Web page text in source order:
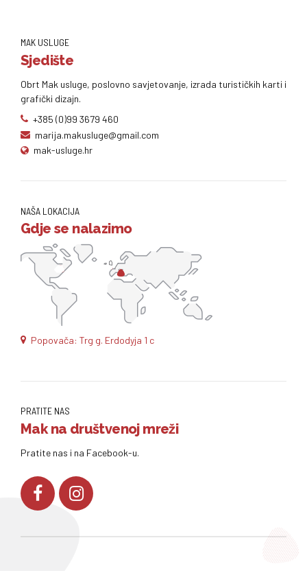
MAK USLUGE
Sjedište
Obrt Mak usluge, poslovno savjetovanje, izrada turističkih karti i
grafički dizajn.
+385 (0)99 3679 460
marija.makusluge@gmail.com
mak-usluge.hr
NAŠA LOKACIJA
Gdje se nalazimo
Popovača: Trg g. Erdodyja 1 c
PRATITE NAS
Mak na društvenoj mreži
Pratite nas i na Facebook-u.